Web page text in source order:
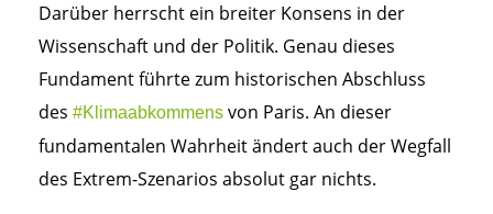
Darüber herrscht ein breiter Konsens in der
Wissenschaft und der Politik. Genau dieses
Fundament führte zum historischen Abschluss
des #Klimaabkommens von Paris. An dieser
fundamentalen Wahrheit ändert auch der Wegfall
des Extrem-Szenarios absolut gar nichts.